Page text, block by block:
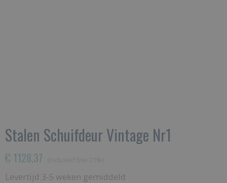
Stalen Schuifdeur Vintage Nr1
€ 1128,37
Levertijd 3-5 weken gemiddeld